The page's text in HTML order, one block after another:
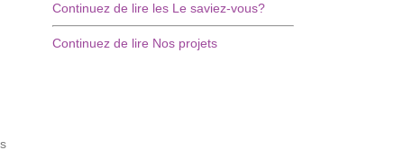
Continuez de lire les Le saviez-vous?
Continuez de lire Nos projets